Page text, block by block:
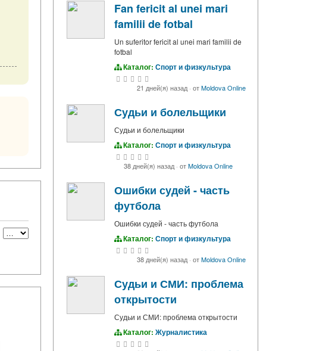
Fan fericit al unei mari
familii de fotbal
Un suferitor fericit al unei mari familii de
fotbal
Каталог: Спорт и физкультура
21 дней(я) назад· отMoldova Online
Судьи и болельщики
Судьи и болельщики
Каталог: Спорт и физкультура
38 дней(я) назад· отMoldova Online
Ошибки судей - часть
футбола
Ошибки судей - часть футбола
Каталог: Спорт и физкультура
38 дней(я) назад· отMoldova Online
Судьи и СМИ: проблема
открытости
Судьи и СМИ: проблема открытости
Каталог: Журналистика